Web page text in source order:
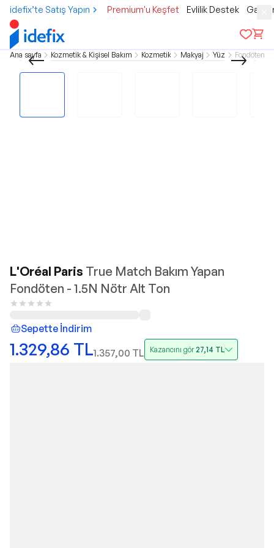
idefix’te Satış Yapın Premium'u Keşfet Evlilik Destek
Ana sayfa Kozmetik & Kişisel Bakım Kozmetik Makyaj Yüz Fondöten
L'Oréal Paris True Match Bakım Yapan
Fondöten - 1.5N Nötr Alt Ton
Sepette İndirim
1.329,86 TL1.357,00 TL Kazancını gör27,14 TL